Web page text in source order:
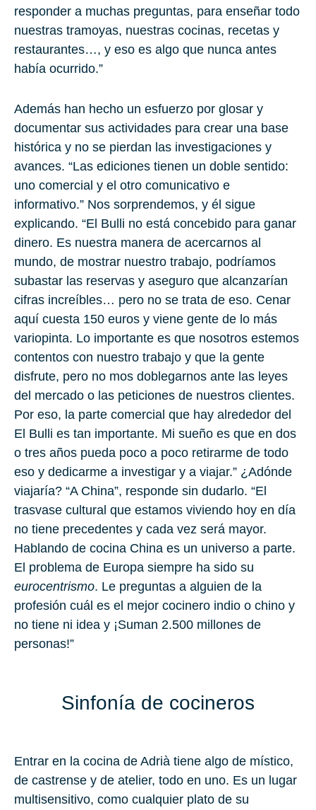
responder a muchas preguntas, para enseñar todo
nuestras tramoyas, nuestras cocinas, recetas y
restaurantes…, y eso es algo que nunca antes
había ocurrido.”
Además han hecho un esfuerzo por glosar y
documentar sus actividades para crear una base
histórica y no se pierdan las investigaciones y
avances. “Las ediciones tienen un doble sentido:
uno comercial y el otro comunicativo e
informativo.” Nos sorprendemos, y él sigue
explicando. “El Bulli no está concebido para ganar
dinero. Es nuestra manera de acercarnos al
mundo, de mostrar nuestro trabajo, podríamos
subastar las reservas y aseguro que alcanzarían
cifras increíbles… pero no se trata de eso. Cenar
aquí cuesta 150 euros y viene gente de lo más
variopinta. Lo importante es que nosotros estemos
contentos con nuestro trabajo y que la gente
disfrute, pero no mos doblegarnos ante las leyes
del mercado o las peticiones de nuestros clientes.
Por eso, la parte comercial que hay alrededor del
El Bulli es tan importante. Mi sueño es que en dos
o tres años pueda poco a poco retirarme de todo
eso y dedicarme a investigar y a viajar.” ¿Adónde
viajaría? “A China”, responde sin dudarlo. “El
trasvase cultural que estamos viviendo hoy en día
no tiene precedentes y cada vez será mayor.
Hablando de cocina China es un universo a parte.
El problema de Europa siempre ha sido su
eurocentrismo. Le preguntas a alguien de la
profesión cuál es el mejor cocinero indio o chino y
no tiene ni idea y ¡Suman 2.500 millones de
personas!”
Sinfonía de cocineros
Entrar en la cocina de Adrià tiene algo de místico,
de castrense y de atelier, todo en uno. Es un lugar
multisensitivo, como cualquier plato de su